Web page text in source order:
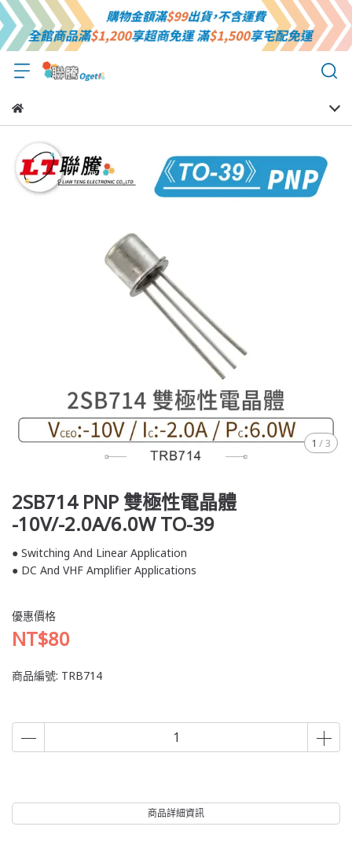
1 /3
2SB714 PNP 雙極性電晶體
-10V/-2.0A/6.0W TO-39
● Switching And Linear Application
● DC And VHF Amplifier Applications
優惠價格
NT$80
商品編號: TRB714
商品詳細資訊